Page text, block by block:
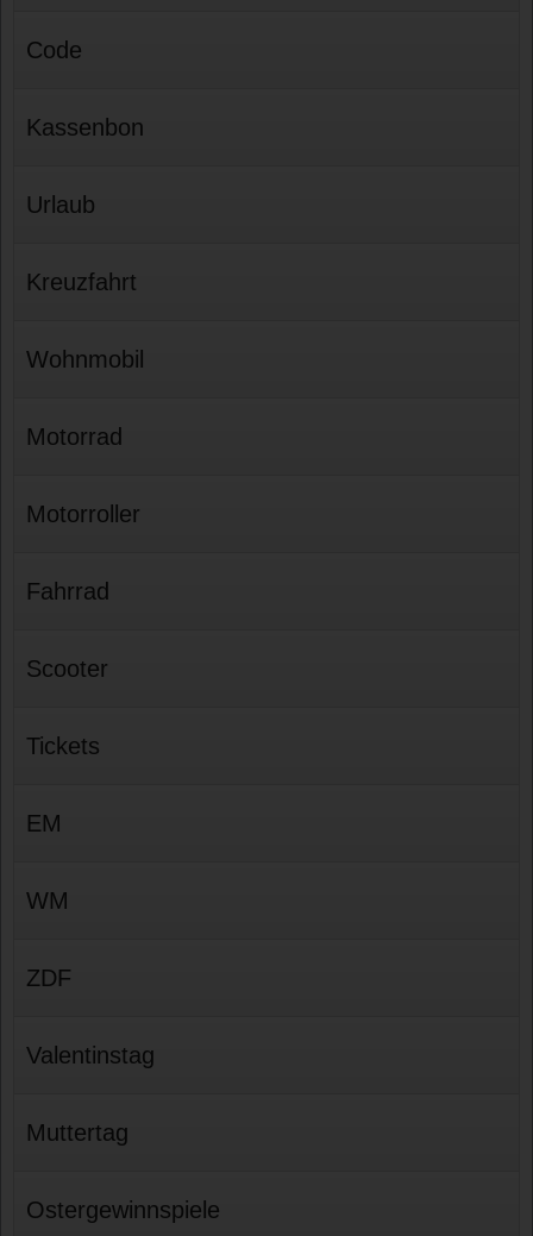
Code
Kassenbon
Urlaub
Kreuzfahrt
Wohnmobil
Motorrad
Motorroller
Fahrrad
Scooter
Tickets
EM
WM
ZDF
Valentinstag
Muttertag
Ostergewinnspiele